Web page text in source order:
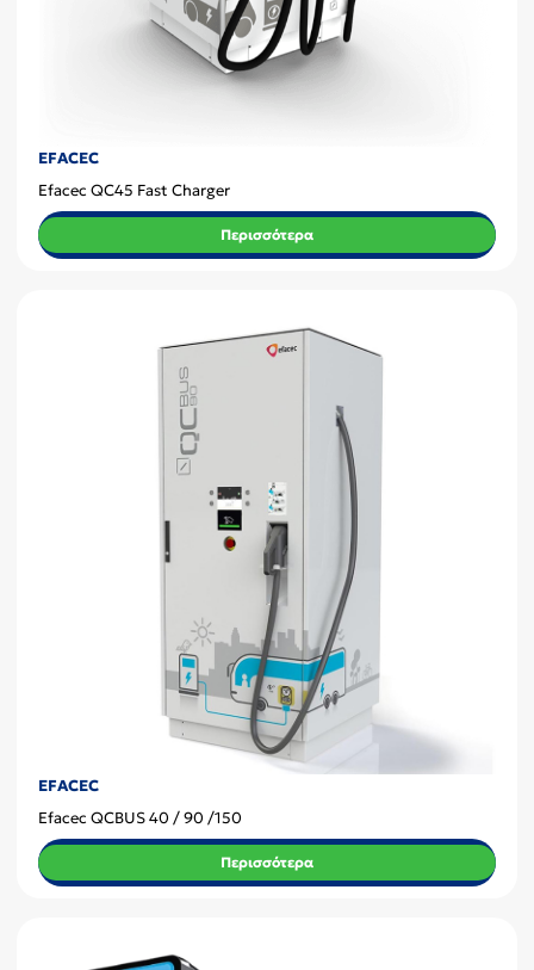
EFACEC
Efacec QC45 Fast Charger
Περισσότερα
EFACEC
Efacec QCBUS 40 / 90 /150
Περισσότερα